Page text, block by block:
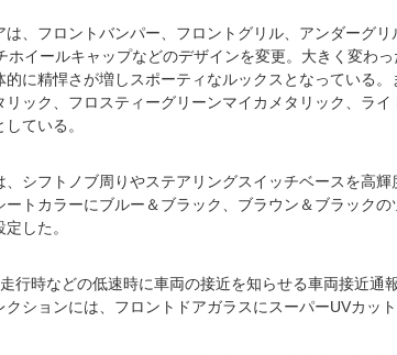
は、フロントバンパー、フロントグリル、アンダーグ
ホイールキャップなどのデザインを変更。大きく変わ
的に精悍さが増しスポーティなルックスとなっている
リック、フロスティーグリーンマイカメタリック、ラ
ている。
、シフトノブ周りやステアリングスイッチベースを高
ートカラーにブルー＆ブラック、ブラウン＆ブラック
した。
走行時などの低速時に車両の接近を知らせる車両接近通
クションには、フロントドアガラスにスーパーUVカッ